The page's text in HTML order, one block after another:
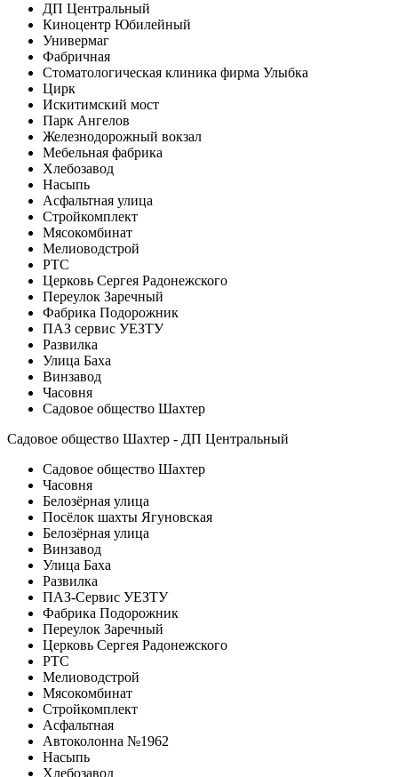
ДП Центральный
Киноцентр Юбилейный
Универмаг
Фабричная
Стоматологическая клиника фирма Улыбка
Цирк
Искитимский мост
Парк Ангелов
Железнодорожный вокзал
Мебельная фабрика
Хлебозавод
Насыпь
Асфальтная улица
Стройкомплект
Мясокомбинат
Мелиоводстрой
РТС
Церковь Сергея Радонежского
Переулок Заречный
Фабрика Подорожник
ПАЗ сервис УЕЗТУ
Развилка
Улица Баха
Винзавод
Часовня
Садовое общество Шахтер
Садовое общество Шахтер - ДП Центральный
Садовое общество Шахтер
Часовня
Белозёрная улица
Посёлок шахты Ягуновская
Белозёрная улица
Винзавод
Улица Баха
Развилка
ПАЗ-Сервис УЕЗТУ
Фабрика Подорожник
Переулок Заречный
Церковь Сергея Радонежского
РТС
Мелиоводстрой
Мясокомбинат
Стройкомплект
Асфальтная
Автоколонна №1962
Насыпь
Хлебозавод